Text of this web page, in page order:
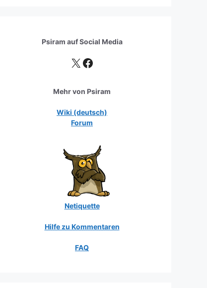
Psiram aufSocial Media
X Facebook
Mehr von Psiram
Wiki (deutsch)
Forum
Netiquette
Hilfe zu Kommentaren
FAQ